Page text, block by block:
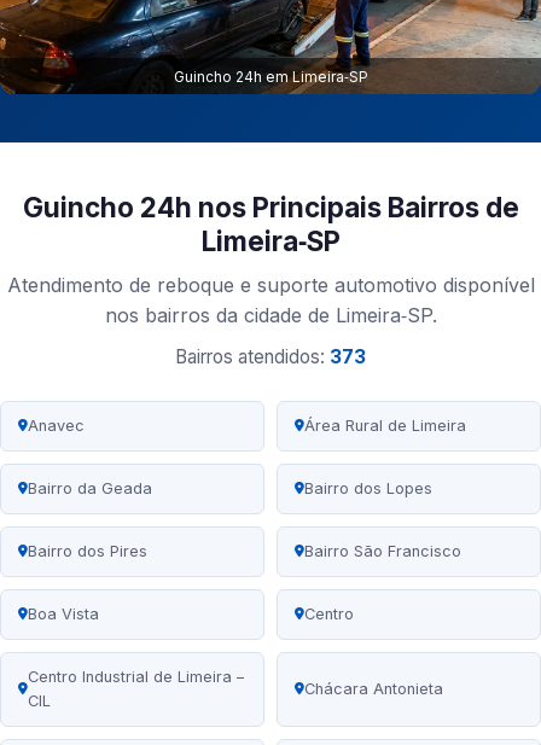
Guincho 24h em Limeira‑SP
Guincho 24h nos Principais Bairros de
Limeira‑SP
Atendimento de reboque e suporte automotivo disponível
nos bairros da cidade de Limeira‑SP.
Bairros atendidos: 373
Anavec Área Rural de Limeira
Bairro da Geada Bairro dos Lopes
Bairro dos Pires Bairro São Francisco
Boa Vista Centro
Centro Industrial de Limeira –
CIL
Chácara Antonieta